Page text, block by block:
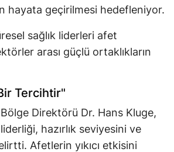
hayata geçirilmesi hedefleniyor.
sağlık liderleri afet
arası güçlü ortaklıkların
Tercihtir"
Direktörü Dr. Hans Kluge,
hazırlık seviyesini ve
Afetlerin yıkıcı etkisini